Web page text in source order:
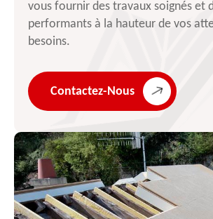
vous fournir des travaux soignés et
performants à la hauteur de vos
besoins.
Contactez-Nous